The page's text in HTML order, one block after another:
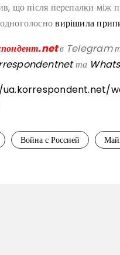
що після перепалки між
вирішила
в Telegram
та
Война с Россией